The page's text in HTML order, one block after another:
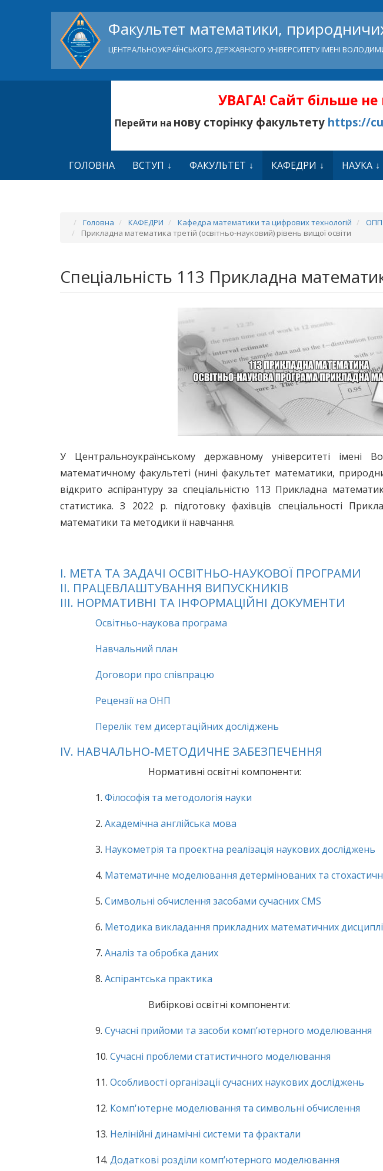
Факультет математики,
ЦЕНТРАЛЬНОУКРАЇНСЬКОГО ДЕРЖАВНОГО УНІВЕРСИТЕТУ ІМЕНІ
УВАГА! Сайт більше не
Перейти на нову сторінку факультету https://
ГОЛОВНА ВСТУП ФАКУЛЬТЕТ КАФЕДРИ НАУКА
Головна КАФЕДРИ Кафедра математики та цифрових технологій
ОПП
Прикладна математика третій (освітньо-науковий) рівень вищої освіти
Спеціальність 113 Прикладна
У Центральноукраїнському державному університеті імені
математичному факультеті (нині факультет математики,
відкрито аспірантуру за спеціальністю 113 Прикладна
статистика. З 2022 р. підготовку фахівців спеціальності
математики та методики її навчання.
I. МЕТА ТА ЗАДАЧІ ОСВІТНЬО-НАУКОВОЇ ПРОГРАМИ
II. ПРАЦЕВЛАШТУВАННЯ ВИПУСКНИКІВ
III. НОРМАТИВНІ ТА ІНФОРМАЦІЙНІ ДОКУМЕНТИ
Освітньо-наукова програма
Навчальний план
Договори про співпрацю
Рецензії на ОНП
Перелік тем дисертаційних досліджень
IV. НАВЧАЛЬНО-МЕТОДИЧНЕ ЗАБЕЗПЕЧЕННЯ
Нормативні освітні компоненти:
1. Філософія та методологія науки
2. Академічна англійська мова
3. Наукометрія та проектна реалізація наукових досліджень
4. Математичне моделювання детермінованих та
5. Символьні обчислення засобами сучасних СMS
6. Методика викладання прикладних математичних
7. Аналіз та обробка даних
8. Аспірантська практика
Вибіркові освітні компоненти:
9. Сучасні прийоми та засоби комп’ютерного моделювання
10. Сучасні проблеми статистичного моделювання
11. Особливості організації сучасних наукових досліджень
12. Комп'ютерне моделювання та символьні обчислення
13. Нелінійні динамічні системи та фрактали
14. Додаткові розділи комп’ютерного моделювання